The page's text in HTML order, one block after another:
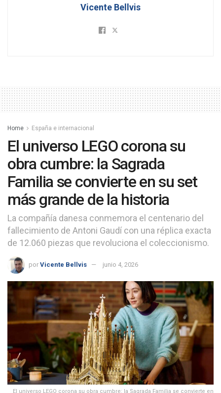
Vicente Bellvis
Home España e internacional
El universo LEGO corona su
obra cumbre: la Sagrada
Familia se convierte en su set
más grande de la historia
La compañía danesa conmemora el centenario del
fallecimiento de Antoni Gaudí con una réplica exacta
de 12.060 piezas que revoluciona el coleccionismo.
por Vicente Bellvis junio 4, 2026
El universo LEGO corona su obra cumbre: la Sagrada Familia se convierte en